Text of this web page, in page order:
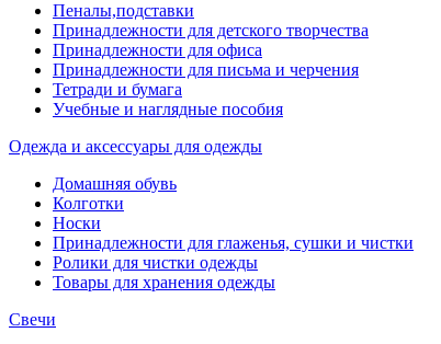
Пеналы,подставки
Принадлежности для детского творчества
Принадлежности для офиса
Принадлежности для письма и черчения
Тетради и бумага
Учебные и наглядные пособия
Одежда и аксессуары для одежды
Домашняя обувь
Колготки
Носки
Принадлежности для глаженья, сушки и чистки
Ролики для чистки одежды
Товары для хранения одежды
Свечи